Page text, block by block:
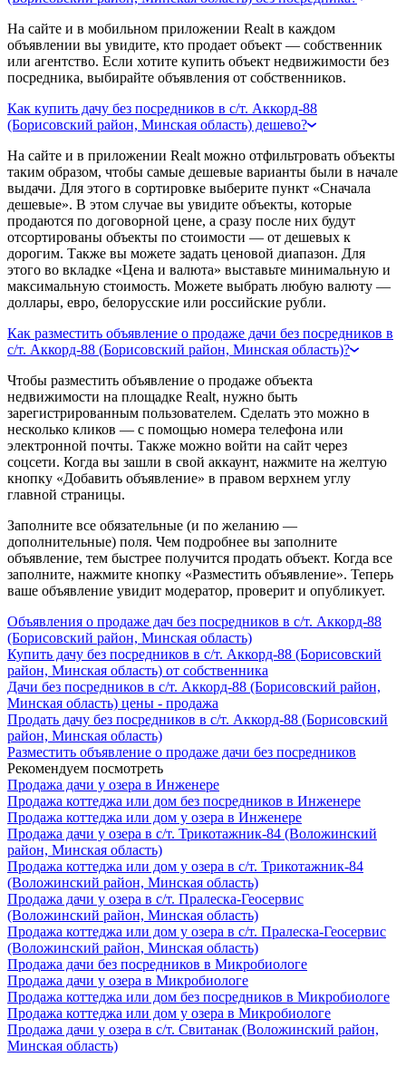
На сайте и в мобильном приложении Realt в каждом
объявлении вы увидите, кто продает объект — собственник
или агентство. Если хотите купить объект недвижимости без
посредника, выбирайте объявления от собственников.
Как купить дачу без посредников в с/т. Аккорд-88
(Борисовский район, Минская область) дешево?
На сайте и в приложении Realt можно отфильтровать объекты
таким образом, чтобы самые дешевые варианты были в начале
выдачи. Для этого в сортировке выберите пункт «Сначала
дешевые». В этом случае вы увидите объекты, которые
продаются по договорной цене, а сразу после них будут
отсортированы объекты по стоимости — от дешевых к
дорогим. Также вы можете задать ценовой диапазон. Для
этого во вкладке «Цена и валюта» выставьте минимальную и
максимальную стоимость. Можете выбрать любую валюту —
доллары, евро, белорусские или российские рубли.
Как разместить объявление о продаже дачи без посредников в
с/т. Аккорд-88 (Борисовский район, Минская область)?
Чтобы разместить объявление о продаже объекта
недвижимости на площадке Realt, нужно быть
зарегистрированным пользователем. Сделать это можно в
несколько кликов — с помощью номера телефона или
электронной почты. Также можно войти на сайт через
соцсети. Когда вы зашли в свой аккаунт, нажмите на желтую
кнопку «Добавить объявление» в правом верхнем углу
главной страницы.
Заполните все обязательные (и по желанию —
дополнительные) поля. Чем подробнее вы заполните
объявление, тем быстрее получится продать объект. Когда все
заполните, нажмите кнопку «Разместить объявление». Теперь
ваше объявление увидит модератор, проверит и опубликует.
Объявления о продаже дач без посредников в с/т. Аккорд-88
(Борисовский район, Минская область)
Купить дачу без посредников в с/т. Аккорд-88 (Борисовский
район, Минская область) от собственника
Дачи без посредников в с/т. Аккорд-88 (Борисовский район,
Минская область) цены - продажа
Продать дачу без посредников в с/т. Аккорд-88 (Борисовский
район, Минская область)
Разместить объявление о продаже дачи без посредников
Рекомендуем посмотреть
Продажа дачи у озера в Инженере
Продажа коттеджа или дом без посредников в Инженере
Продажа коттеджа или дом у озера в Инженере
Продажа дачи у озера в с/т. Трикотажник-84 (Воложинский
район, Минская область)
Продажа коттеджа или дом у озера в с/т. Трикотажник-84
(Воложинский район, Минская область)
Продажа дачи у озера в с/т. Пралеска-Геосервис
(Воложинский район, Минская область)
Продажа коттеджа или дом у озера в с/т. Пралеска-Геосервис
(Воложинский район, Минская область)
Продажа дачи без посредников в Микробиологе
Продажа дачи у озера в Микробиологе
Продажа коттеджа или дом без посредников в Микробиологе
Продажа коттеджа или дом у озера в Микробиологе
Продажа дачи у озера в с/т. Свитанак (Воложинский район,
Минская область)